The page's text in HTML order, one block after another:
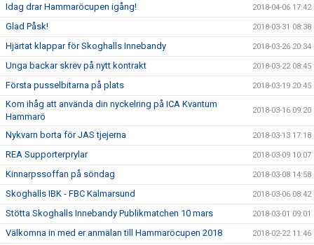
Idag drar Hammaröcupen igång! 2018-04-06 17:42
Glad Påsk! 2018-03-31 08:38
Hjärtat klappar för Skoghalls Innebandy 2018-03-26 20:34
Unga backar skrev på nytt kontrakt 2018-03-22 08:45
Första pusselbitarna på plats 2018-03-19 20:45
Kom ihåg att använda din nyckelring på ICA Kvantum
Hammarö
2018-03-16 09:20
Nykvarn borta för JAS tjejerna 2018-03-13 17:18
REA Supporterprylar 2018-03-09 10:07
Kinnarpssoffan på söndag 2018-03-08 14:58
Skoghalls IBK - FBC Kalmarsund 2018-03-06 08:42
Stötta Skoghalls Innebandy Publikmatchen 10 mars 2018-03-01 09:01
Välkomna in med er anmälan till Hammaröcupen 2018 2018-02-22 11:46